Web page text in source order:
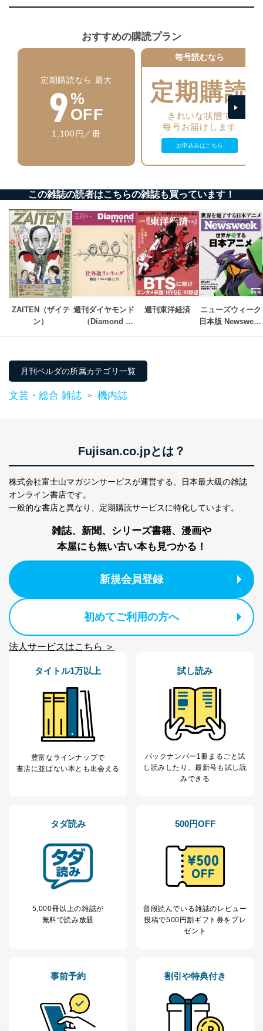
正に努めます。
個人データを取り扱うことのできる機器及び当該
機器を取り扱う従業者を明確化し、 個人データへ
の不要なアクセスを防止しています。
アクセス者の識別と認証
機器に標準装備されているユーザー制御機能（ユ
ーザーアカウント制御）により、個人情報データ
ベース等を取り扱う情報システムを使用する従業
個人データを取り扱う機器等のオペレーティング
ソフトウェア等を導入し、自動更新 機能等の活用
情報システムの使用に伴う漏洩等の防止
メール等により個人データの含まれるファイルを
送信する場合に、当該ファイルへのパスワードを
設定しています。
個人情報保護マネジメントシステムの継続的改善
当社は、内部監査及びマネジメントレビューの機会を通
じて、個人情報保護マネジメントシステムを継続的に改
善し、常に最良の状態を維持します。
貴殿の個人情報及び当社の個人情報保護マネジメントシ
ステムに関するご相談及び苦情については以下までご連
絡ください。
適切、かつ迅速に対応させていただきます。
TEL：0570-200-223
FAX：03-5459-7073
e-mail：cs@fujisan.co.jp
改訂：2025年2月20日
制定：2005年4月1日
株式会社富士山マガジンサービス
個人情報の取扱いについて
１．個人情報保護管理者
当社は以下の個人情報保護管理者を設置し、個人情報保
代表取締役会長 西野 伸一郎
田 嘉也
２．利用目的
当社が取り扱う開示対象個人情報の利用目的は次のとお
No
個人情報の種類
購入商品の配送のため
商品代金回収のため
ｅメール等による商品、サービ
閲覧履歴や購買履歴等の情報を分
応じた新商品・サービスに関する
当社にお問合わせ
いただいた方の個
人情報
お問い合わせ対応、トラブル対
処、オペレーター教育など応対品
の確認のため
ｅメール等によるカスタマーQ＆A
サイトのサービス内容のご案内の
採用応募者の方の
個人情報
採用選考、ご連絡のため
当社の従業者の個
人情報
人事、総務などの雇用管理等のた
おすすめの購読プラン
定期購読なら 最大
9%
OFF
1,100円／冊
毎号読むなら
定期購読
きれいな状態で
毎号お届けします
お申込みはこちら
この雑誌の読者はこちらの雑誌も買っています！
ZAITEN（ザイテ
ン）
週刊ダイヤモンド
（Diamond
週刊東洋経済
ニューズウィーク
日本版 Newsweek
月刊ベルダの所属カテゴリ一覧
文芸・総合 雑誌 > 機内誌
Fujisan.co.jpとは？
株式会社富士山マガジンサービスが運営する、
日本最大級の雑誌
オンライン書店です。
一般的な書店と異なり、 定期購読サービスに特化しています。
雑誌、新聞、シリーズ書籍、漫画や
本屋にも無い古い本も見つかる！
新規会員登録
初めてご利用の方へ
法人サービスはこちら ＞
タイトル1万以上
豊富なラインナップで
書店に並ばない本とも出会える
試し読み
バックナンバー1冊まるごと試
し読み したり、最新号も試し読
みできる
タダ読み
5,000冊以上の雑誌が
無料で読み放題
500円OFF
普段読んでいる雑誌のレビュー
投稿で500円割ギフト券をプレ
ゼント
事前予約 割引や特典付き